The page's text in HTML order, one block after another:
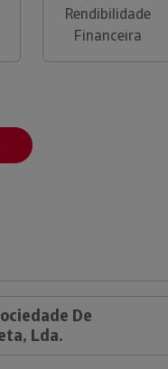
Rendibilidade
Financeira
De
Lda.